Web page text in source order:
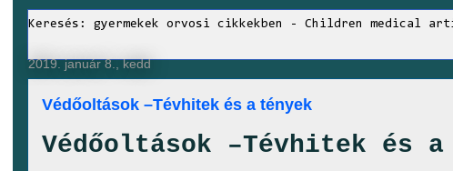
Keresés: gyermekek orvosi cikkekben - Children medical
2019. január 8., kedd
Védőoltások –Tévhitek és a tények
Védőoltások –Tévhitek és a